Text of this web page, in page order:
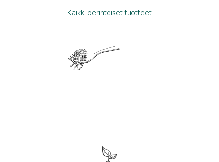
Kaikki perinteiset tuotteet